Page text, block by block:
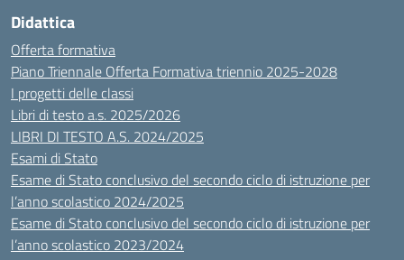
Didattica
Offerta formativa
Piano Triennale Offerta Formativa triennio 2025-2028
I progetti delle classi
Libri di testo a.s. 2025/2026
LIBRI DI TESTO A.S. 2024/2025
Esami di Stato
Esame di Stato conclusivo del secondo ciclo di istruzione per
l’anno scolastico 2024/2025
Esame di Stato conclusivo del secondo ciclo di istruzione per
l’anno scolastico 2023/2024